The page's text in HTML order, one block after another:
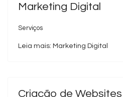
Marketing Digital
Serviços
Leia mais: Marketing Digital
Criação de Websites